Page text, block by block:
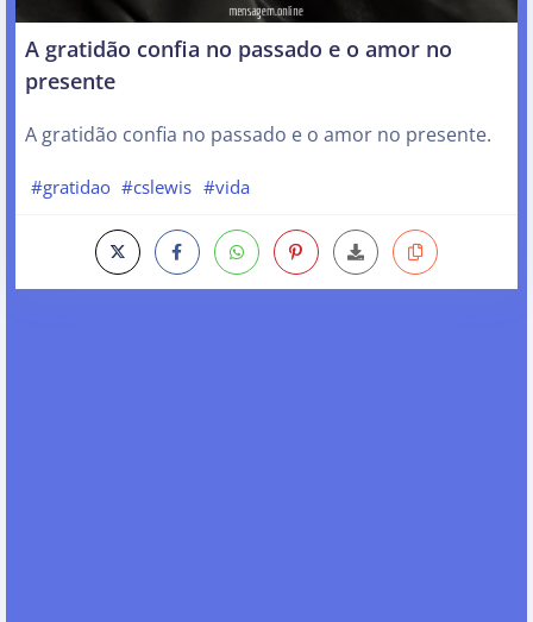
A gratidão confia no passado e o amor no
presente
A gratidão confia no passado e o amor no presente.
#gratidao #cslewis #vida